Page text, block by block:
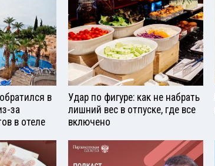
в
за
в отеле
Удар по фигуре: как не набрать
лишний вес в отпуске, где все
включено